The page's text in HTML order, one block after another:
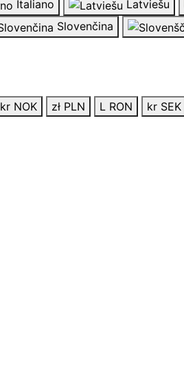
Italiano Latviešu
Slovenčina
kr NOK zł PLN L RON
kr SEK